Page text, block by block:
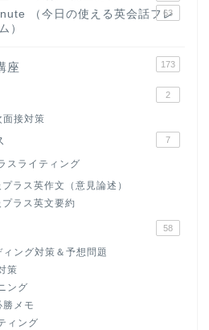
（今日の使える英会話フレ
）
63
座 173
2
接対策
7
スライティング
ラス英作文（意見論述）
ラス英文要約
58
ング対策＆予想問題
策
ング
メモ
ィング